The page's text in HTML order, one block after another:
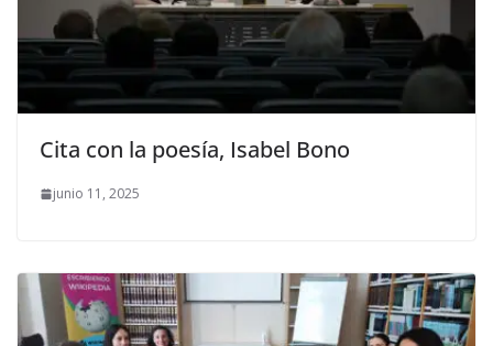
Cita con la poesía, Isabel Bono
junio 11, 2025